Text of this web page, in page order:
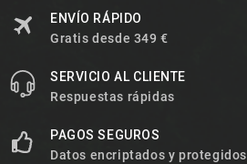
ENVÍO RÁPIDO
Gratis desde 349 €
SERVICIO AL CLIENTE
Respuestas rápidas
PAGOS SEGUROS
Datos encriptados y protegidos